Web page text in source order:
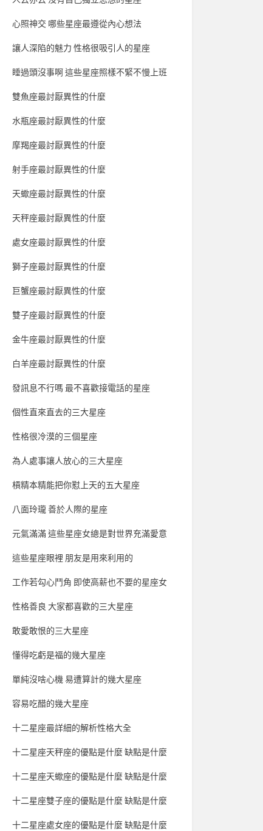
心照神交 哪些星座最遵從內心想法
讓人深陷的魅力 性格很吸引人的星座
睡過頭沒事啊 這些星座照樣不緊不慢上班
雙魚座最討厭異性的什麼
水瓶座最討厭異性的什麼
摩羯座最討厭異性的什麼
射手座最討厭異性的什麼
天蠍座最討厭異性的什麼
天秤座最討厭異性的什麼
處女座最討厭異性的什麼
獅子座最討厭異性的什麼
巨蟹座最討厭異性的什麼
雙子座最討厭異性的什麼
金牛座最討厭異性的什麼
白羊座最討厭異性的什麼
發訊息不行嗎 最不喜歡接電話的星座
個性直來直去的三大星座
性格很冷漠的三個星座
為人處事讓人放心的三大星座
槓精本精能把你懟上天的五大星座
八面玲瓏 善於人際的星座
元氣滿滿 這些星座女總是對世界充滿愛意
這些星座眼裡 朋友是用來利用的
工作若勾心鬥角 即使高薪也不要的星座女
性格善良 大家都喜歡的三大星座
敢愛敢恨的三大星座
懂得吃虧是福的幾大星座
單純沒啥心機 易遭算計的幾大星座
容易吃醋的幾大星座
十二星座最詳細的解析性格大全
十二星座天秤座的優點是什麼 缺點是什麼
十二星座天蠍座的優點是什麼 缺點是什麼
十二星座雙子座的優點是什麼 缺點是什麼
十二星座處女座的優點是什麼 缺點是什麼